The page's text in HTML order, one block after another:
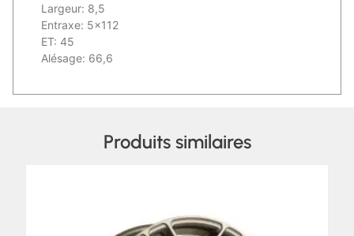
Largeur: 8,5
Entraxe: 5×112
ET: 45
Alésage: 66,6
Produits similaires